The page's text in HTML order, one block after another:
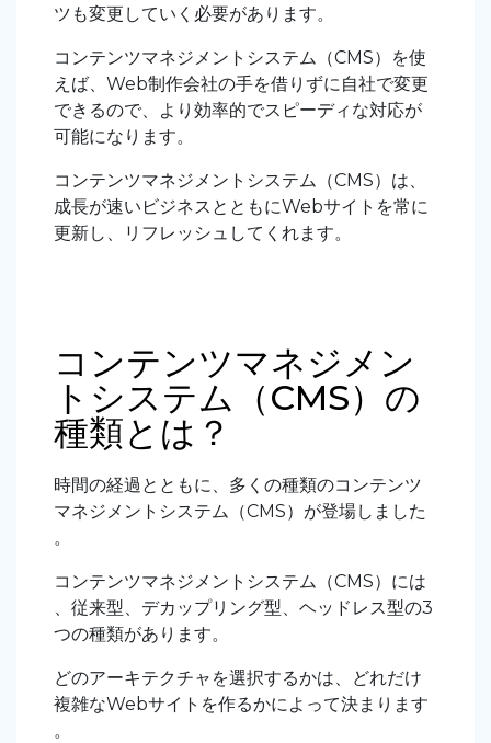
ツも変更していく必要があります。
コンテンツマネジメントシステム（CMS）を使
えば、Web制作会社の手を借りずに自社で変更
できるので、より効率的でスピーディな対応が
可能になります。
コンテンツマネジメントシステム（CMS）は、
成長が速いビジネスとともにWebサイトを常に
更新し、リフレッシュしてくれます。
コンテンツマネジメン
トシステム（CMS）の
種類とは？
時間の経過とともに、多くの種類のコンテンツ
マネジメントシステム（CMS）が登場しました
。
コンテンツマネジメントシステム（CMS）には
、従来型、デカップリング型、ヘッドレス型の3
つの種類があります。
どのアーキテクチャを選択するかは、どれだけ
複雑なWebサイトを作るかによって決まります
。